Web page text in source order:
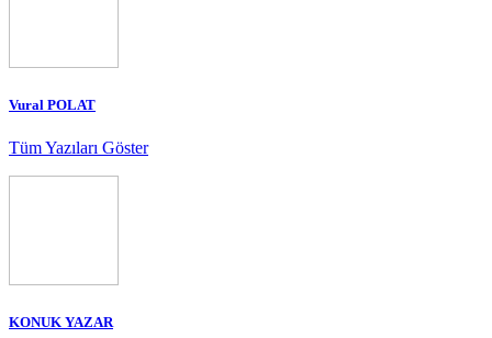
Vural POLAT
Tüm Yazıları Göster
KONUK YAZAR